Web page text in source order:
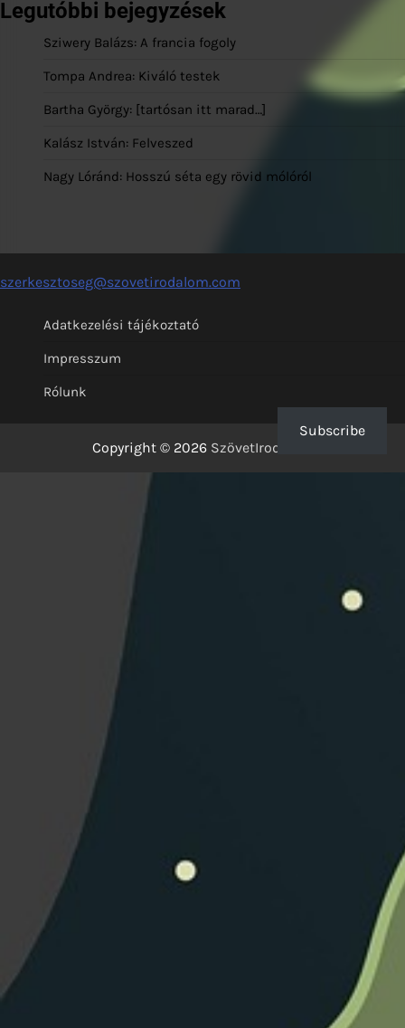
Legutóbbi bejegyzések
Sziwery Balázs: A francia fogoly
Tompa Andrea: Kiváló testek
Bartha György: [tartósan itt marad…]
Kalász István: Felveszed
Nagy Lóránd: Hosszú séta egy rövid mólóról
szerkesztoseg@szovetirodalom.com
Adatkezelési tájékoztató
Impresszum
Rólunk
Copyright © 2026 SzövetIrodalom
Subscribe